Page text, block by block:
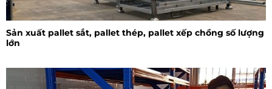
Sản xuất pallet sắt, pallet thép, pallet xếp chồng số lượng
lớn